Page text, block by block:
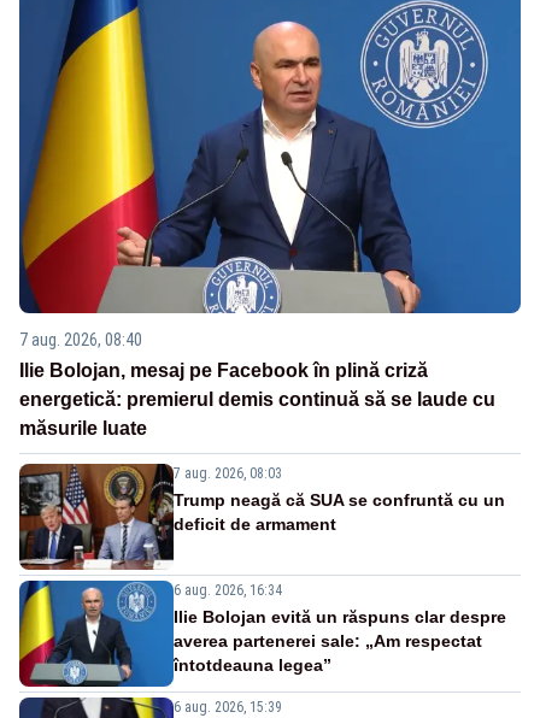
7 aug. 2026, 08:40
Ilie Bolojan, mesaj pe Facebook în plină criză
energetică: premierul demis continuă să se laude cu
măsurile luate
7 aug. 2026, 08:03
Trump neagă că SUA se confruntă cu un
deficit de armament
6 aug. 2026, 16:34
Ilie Bolojan evită un răspuns clar despre
averea partenerei sale: „Am respectat
întotdeauna legea”
6 aug. 2026, 15:39